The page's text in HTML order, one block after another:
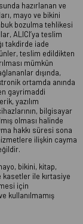
hazırlanan ve
mayo ve bikini
bozulma tehlikesi
ALICI’ya teslim
takdirde iade
teslim edildikten
mümkün
dışında,
ortamda anında
gayrimaddi
yazılım
bilgisayar
olması halinde
hakkı süresi sona
ilişkin cayma
bikini, kitap,
kasetler ile kırtasiye
için
kullanılmamış